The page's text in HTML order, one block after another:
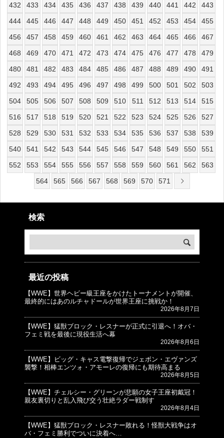
432
433 434 435 436 437 438 439 440 441 442
443
444
445 446 447 448 449 450 451 452 453 454
455
456
457 458 459 460 461 462 463 464 465 466
467
468
469 470 471 472 473 474 475 476 477 478
479
480
481 482 483 484 485 486 487 488 489 490
491
492
493 494 495 496 497 498 499 500 501 502
503
504
505 506 507 508 509 510 511 512 513 514
515
516
517 518 519 520 521 522 523 524 525 526
527
528
529 530 531 532 533 534 535 536 537 538
539
540
541 542 543 544 545 546 547 548 549 550
551
552
553 554 555 556 557 558 559 560 561 562
563
564
565 566 567 568 569 570 571
検索
最近の投稿
【WWE】世界ヘビー級王座をかけたトーナメントが開催、
最終的にはあのルチャドールが世界王座に挑戦か！
2026年8月7日
【WWE】猛獣ブロック・レスナーが正式に引退へ！オバ・
フェミ戦を最後に現役生活へ幕
2026年8月6日
【WWE】ビッグ・キャス電撃復帰でジェボン・エヴァンズ
襲撃！相棒エンツォ・アモーレの復帰にも期待高まる
2026年8月5日
【WWE】チェルシー・グリーンが悲願の女子王座初戴冠！
親友裏切りと乱入飛び交う壮絶ラダー戦制す
2026年8月4日
【WWE】猛獣ブロック・レスナー敗れる！怪獣大戦争はオ
バ・フェミ勝利でついに決着へ…
© プロレスJunkie ～WWEの最新情報 USA～